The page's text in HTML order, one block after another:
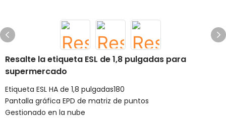
Resalte la etiqueta ESL de 1,8 pulgadas para
supermercado
Etiqueta ESL HA de 1,8 pulgadas180
Pantalla gráfica EPD de matriz de puntos
Gestionado en la nube